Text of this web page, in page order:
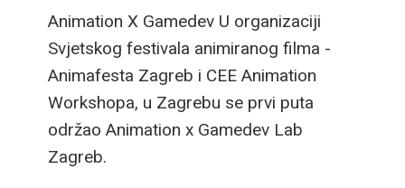
Animation X Gamedev U organizaciji
Svjetskog festivala animiranog filma -
Animafesta Zagreb i CEE Animation
Workshopa, u Zagrebu se prvi puta
održao Animation x Gamedev Lab
Zagreb.